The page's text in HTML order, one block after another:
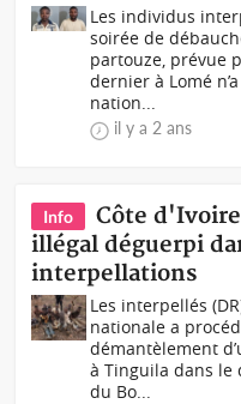
Les individus
soirée de
partouze, prévue
dernier à Lomé
nation...
il y a 2 ans
Info
Côte
illégal déguerpi
interpellations
Les interpellés
nationale a
démantèlement
à Tinguila dans le
du Bo...